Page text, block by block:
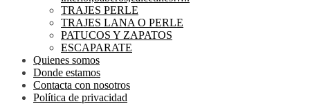
TRAJES PERLE
TRAJES LANA O PERLE
PATUCOS Y ZAPATOS
ESCAPARATE
Quienes somos
Donde estamos
Contacta con nosotros
Política de privacidad